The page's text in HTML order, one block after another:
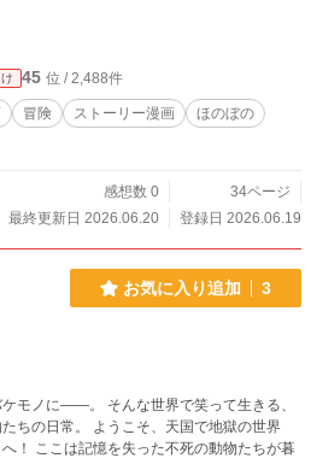
45 位 / 2,488件
冒険 ストーリー漫画
ほのぼの
感想数 0
34ページ
最終更新日 2026.06.20
登録日 2026.06.19
お気に入り追加 3
モノに――。 そんな世界で笑って生きる、
こそ、天国で地獄の世界
へ！ ここは記憶を失った不死の動物たちが暮